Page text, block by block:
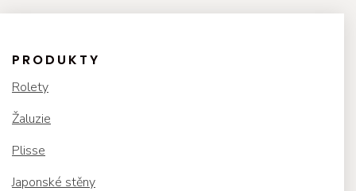
PRODUKTY
Rolety
Žaluzie
Plisse
Japonské stěny